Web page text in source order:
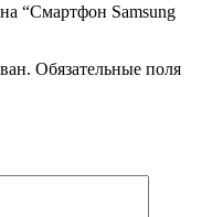
“Смартфон Samsung
Обязательные поля